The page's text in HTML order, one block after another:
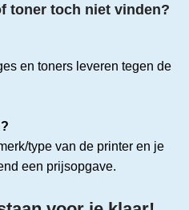
toner toch niet vinden?
en toners leveren tegen de
type van de printer en je
een prijsopgave.